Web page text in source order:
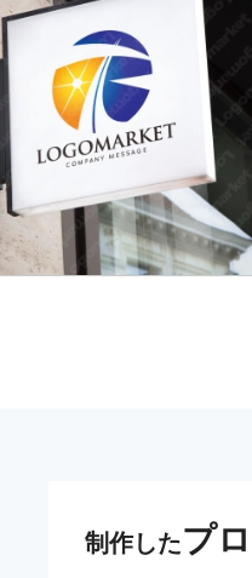
制作したプロ